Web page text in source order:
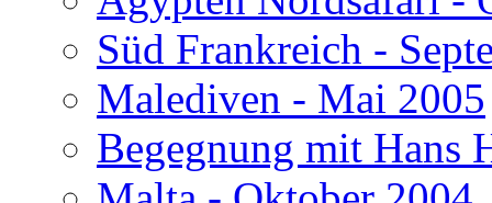
Süd Frankreich -
Malediven - Mai 2005
Begegnung mit Hans